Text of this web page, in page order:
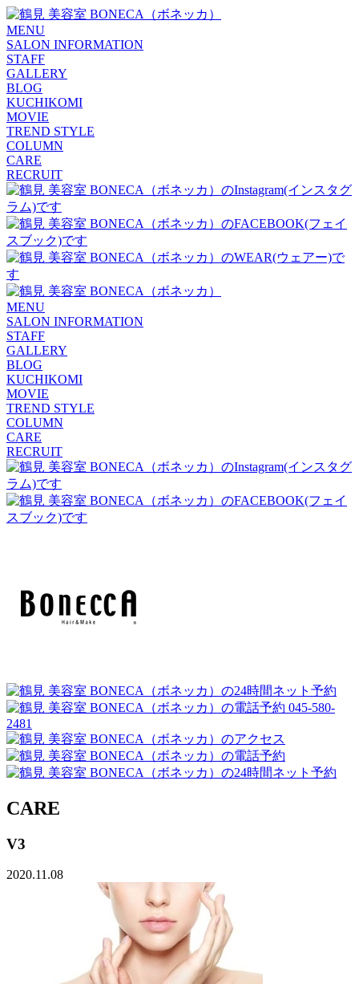
MENU
SALON INFORMATION
STAFF
GALLERY
BLOG
KUCHIKOMI
MOVIE
TREND STYLE
COLUMN
CARE
RECRUIT
MENU
SALON INFORMATION
STAFF
GALLERY
BLOG
KUCHIKOMI
MOVIE
TREND STYLE
COLUMN
CARE
RECRUIT
045-580-
2481
CARE
V3
2020.11.08